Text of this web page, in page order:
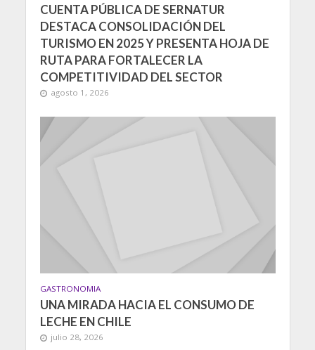
CUENTA PÚBLICA DE SERNATUR
DESTACA CONSOLIDACIÓN DEL
TURISMO EN 2025 Y PRESENTA HOJA DE
RUTA PARA FORTALECER LA
COMPETITIVIDAD DEL SECTOR
agosto 1, 2026
GASTRONOMIA
UNA MIRADA HACIA EL CONSUMO DE
LECHE EN CHILE
julio 28, 2026